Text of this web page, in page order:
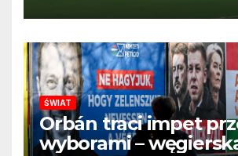
ŚWIAT
Orbán traci impet
wyborami –